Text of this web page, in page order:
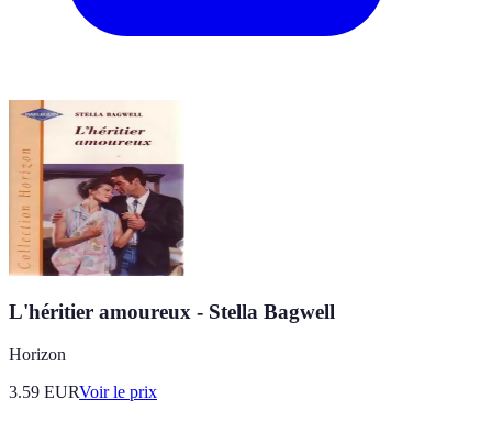
L'héritier amoureux - Stella Bagwell
Horizon
3.59 EURVoir le prix